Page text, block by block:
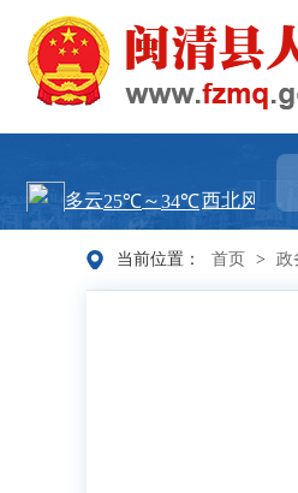
当前位置： 首页 > 政